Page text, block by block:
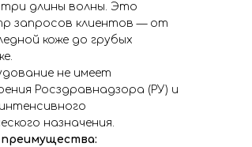
три длины волны. Это
запросов клиентов — от
коже до грубых
не имеет
Росздравнадзора (РУ) и
назначения.